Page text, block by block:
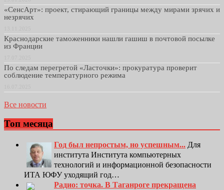
«СенсАрт»: проект, стирающий границы между мирами зрячих и
незрячих
Краснодарские таможенники нашли гашиш в почтовой посылке
из Франции
По следам перегретой «Ласточки»: прокуратура проверит
соблюдение температурного режима
Все новости
Топ месяца
Год был непростым, но успешным... Для
института Института компьютерных
технологий и информационной безопасности
ИТА ЮФУ уходящий год…
Радио: точка. В Таганроге прекращена